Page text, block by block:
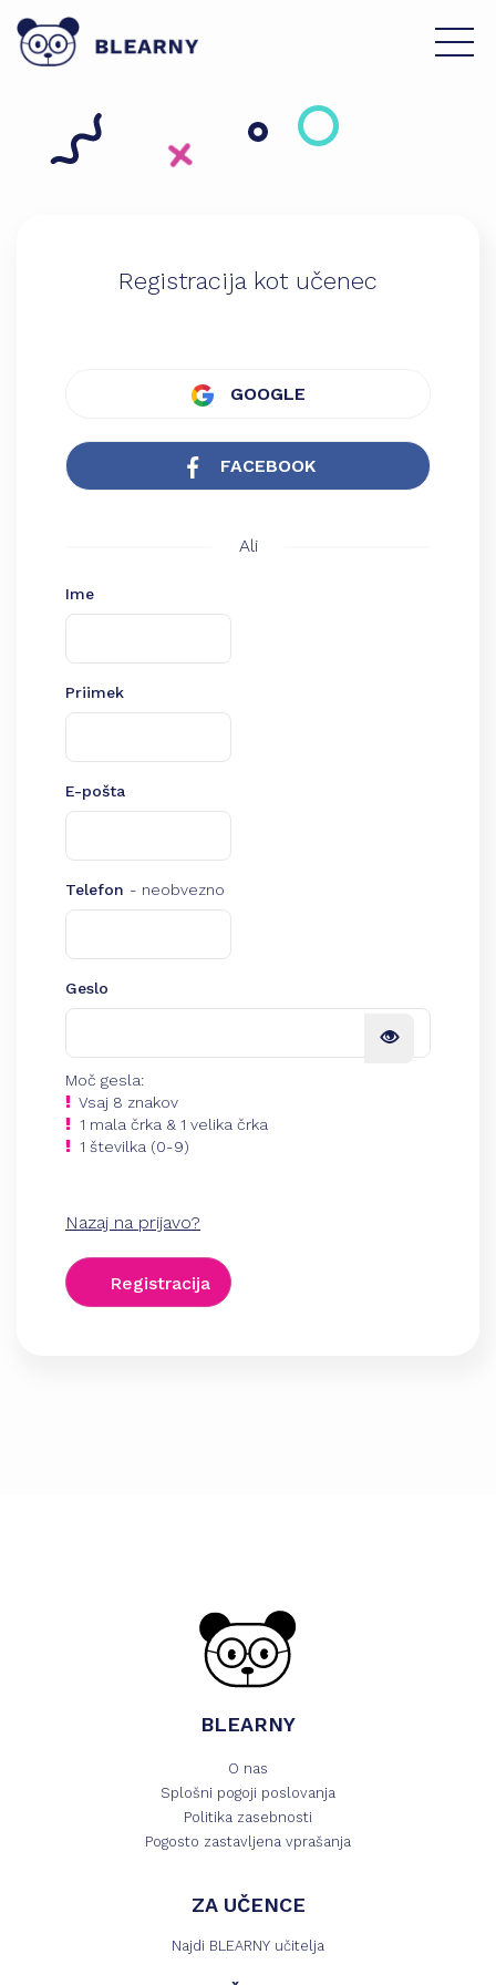
Registracija kot učenec
GOOGLE
FACEBOOK
Ali
Ime
Priimek
E-pošta
Telefon - neobvezno
Geslo
Moč gesla:
Vsaj 8 znakov
1 mala črka & 1 velika črka
1 številka (0-9)
Nazaj na prijavo?
Registracija
BLEARNY
O nas
Splošni pogoji poslovanja
Politika zasebnosti
Pogosto zastavljena vprašanja
ZA UČENCE
Najdi BLEARNY učitelja